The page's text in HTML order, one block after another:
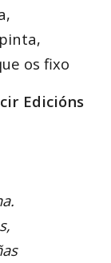
os fixo
Edicións